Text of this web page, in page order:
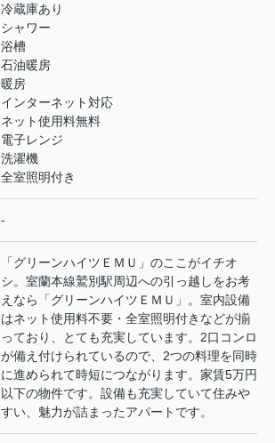
冷蔵庫あり
シャワー
浴槽
石油暖房
暖房
インターネット対応
ネット使用料無料
電子レンジ
洗濯機
全室照明付き
-
「グリーンハイツＥＭＵ」のここがイチオ
シ。室蘭本線鷲別駅周辺への引っ越しをお考
えなら「グリーンハイツＥＭＵ」。室内設備
はネット使用料不要・全室照明付きなどが揃
っており、とても充実しています。2口コンロ
が備え付けられているので、2つの料理を同時
に進められて時短につながります。家賃5万円
以下の物件です。設備も充実していて住みや
すい、魅力が詰まったアパートです。